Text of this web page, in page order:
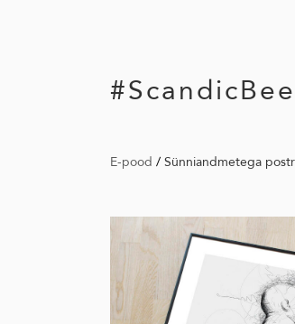
#ScandicBee
E-pood / Sünniandmetega